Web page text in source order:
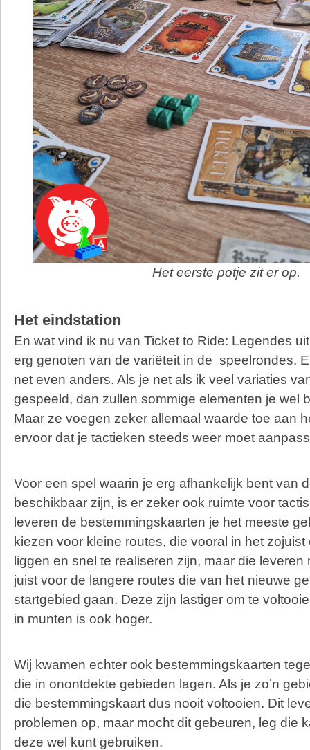
Het eerste potje zit er op.
Het eindstation
En wat vind ik nu van Ticket to Ride: Legendes
erg genoten van de variëteit in de speelrondes.
net even anders. Als je net als ik veel variaties
gespeeld, dan zullen sommige elementen je wel
Maar ze voegen zeker allemaal waarde toe aan
ervoor dat je tactieken steeds weer moet
Voor een spel waarin je erg afhankelijk bent van
beschikbaar zijn, is er zeker ook ruimte voor
leveren de bestemmingskaarten je het meeste
kiezen voor kleine routes, die vooral in het
liggen en snel te realiseren zijn, maar die leveren
juist voor de langere routes die van het nieuwe
startgebied gaan. Deze zijn lastiger om te
in munten is ook hoger.
Wij kwamen echter ook bestemmingskaarten
die in onontdekte gebieden lagen. Als je zo’n
die bestemmingskaart dus nooit voltooien. Dit
problemen op, maar mocht dit gebeuren, leg die
deze wel kunt gebruiken.